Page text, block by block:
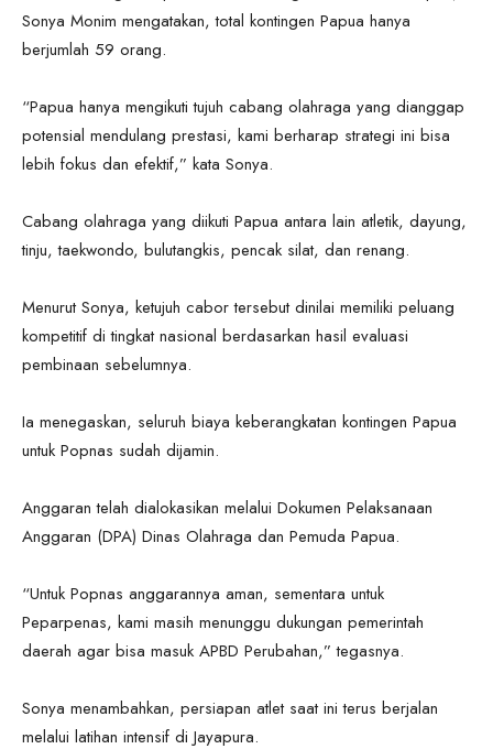
Sonya Monim mengatakan, total kontingen Papua hanya
berjumlah 59 orang.
“Papua hanya mengikuti tujuh cabang olahraga yang dianggap
potensial mendulang prestasi, kami berharap strategi ini bisa
lebih fokus dan efektif,” kata Sonya.
Cabang olahraga yang diikuti Papua antara lain atletik, dayung,
tinju, taekwondo, bulutangkis, pencak silat, dan renang.
Menurut Sonya, ketujuh cabor tersebut dinilai memiliki peluang
kompetitif di tingkat nasional berdasarkan hasil evaluasi
pembinaan sebelumnya.
Ia menegaskan, seluruh biaya keberangkatan kontingen Papua
untuk Popnas sudah dijamin.
Anggaran telah dialokasikan melalui Dokumen Pelaksanaan
Anggaran (DPA) Dinas Olahraga dan Pemuda Papua.
“Untuk Popnas anggarannya aman, sementara untuk
Peparpenas, kami masih menunggu dukungan pemerintah
daerah agar bisa masuk APBD Perubahan,” tegasnya.
Sonya menambahkan, persiapan atlet saat ini terus berjalan
melalui latihan intensif di Jayapura.